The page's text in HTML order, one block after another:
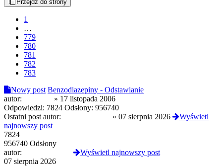
Przejdź do strony
1
…
779
780
781
782
783
Nowy post Benzodiazepiny - Odstawianie
autor:
» 17 listopada 2006
Odpowiedzi: 7824 Odsłony: 956740
Ostatni post autor:
« 07 sierpnia 2026
Wyświetl
najnowszy post
7824
956740 Odsłony
autor:
Wyświetl najnowszy post
07 sierpnia 2026